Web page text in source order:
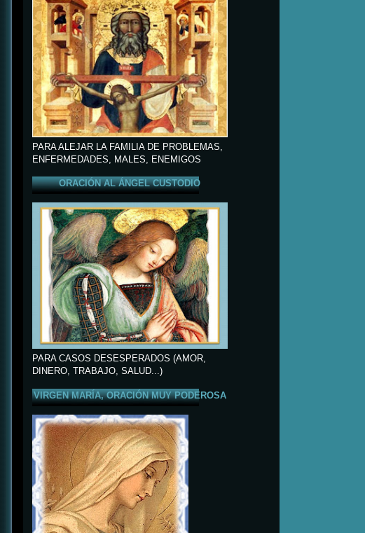
PARA ALEJAR LA FAMILIA DE PROBLEMAS,
ENFERMEDADES, MALES, ENEMIGOS
ORACIÓN AL ÁNGEL CUSTODIO
PARA CASOS DESESPERADOS (AMOR,
DINERO, TRABAJO, SALUD...)
VIRGEN MARÍA, ORACIÓN MUY PODEROSA